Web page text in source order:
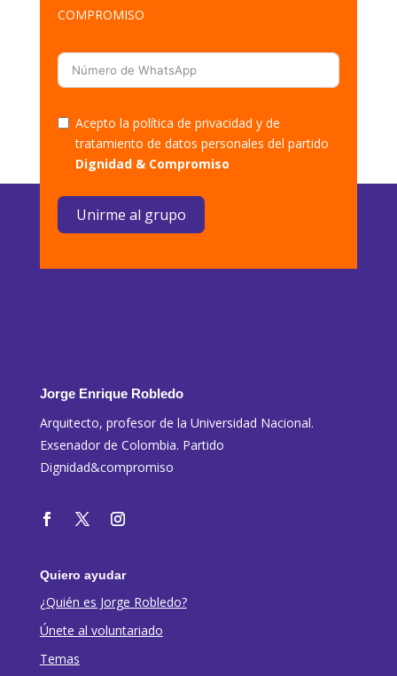
COMPROMISO
Acepto la política de privacidad y de
tratamiento de datos personales del partido
Dignidad & Compromiso
Unirme al grupo
Jorge Enrique Robledo
Arquitecto, profesor de la Universidad Nacional.
Exsenador de Colombia. Partido
Dignidad&compromiso
Quiero ayudar
¿Quién es Jorge Robledo?
Únete al voluntariado
Temas